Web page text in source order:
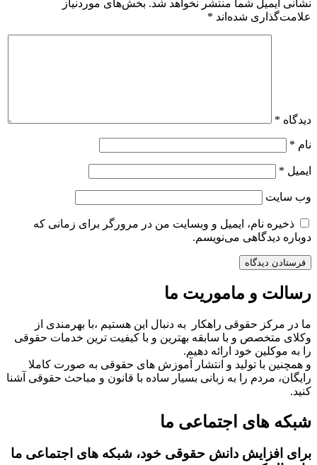
نشانی ایمیل شما منتشر نخواهد شد. بخش‌های موردنیاز
علامت‌گذاری شده‌اند *
دیدگاه *
نام *
ایمیل *
وب‌ سایت
ذخیره نام، ایمیل و وبسایت من در مرورگر برای زمانی که
دوباره دیدگاهی می‌نویسم.
رسالت و ماموریت ما
ما در مرکز حقوقی راهکار به دنبال این هستیم ،با بهرمندی از
وکلای متخصص و با سابقه بهترین و با کیفیت ترین خدمات حقوقی
را به موکلین خود ارائه دهیم.
و همچنین با تولید و انتشار آموزش های حقوقی به صورت کاملا
رایگان، مردم را به زبانی بسیار ساده با قانون و مباحث حقوقی آشنا
کنید.
شبکه های اجتماعی ما
برای افزایش دانش حقوقی خود، شبکه های اجتماعی ما